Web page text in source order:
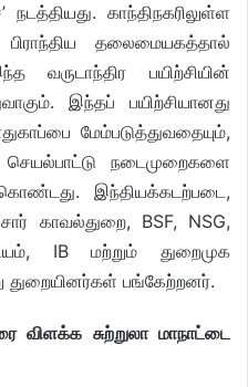
நடத்தியது. காந்திநகரிலுள்ள
தலைமையகத்தால்
வருடாந்திர பயிற்சியின்
இந்தப் பயிற்சியானது
மேம்படுத்துவதையும்,
நடைமுறைகளை
இந்தியக்கடற்படை,
காவல்துறை, BSF, NSG,
IB மற்றும் துறைமுக
துறையினர்கள் பங்கேற்றனர்.
விளக்க சுற்றுலா மாநாட்டை